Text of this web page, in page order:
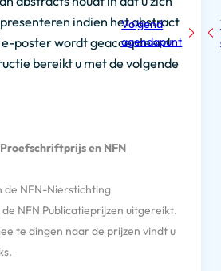
indien het abstract
poster wordt geaccepteerd.
bereikt u met de volgende
en NFN
de NFN-Nierstichting
NFN Publicatieprijzen uitgereikt.
te dingen naar de prijzen vindt u
Volgend
agendapunt